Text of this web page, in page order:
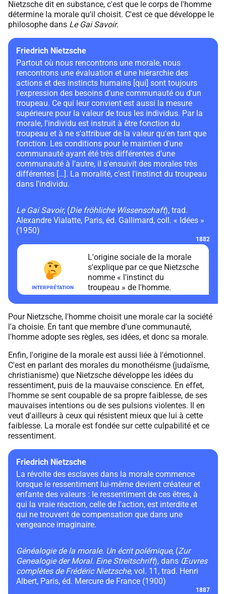
Nietzsche dit en substance, c'est que le corps de l'homme
détermine la morale qu'il choisit. C'est ce que développe le
philosophe dans Le Gai Savoir.
Partout où nous rencontrons une morale, nous
rencontrons une évaluation et une hiérarchie des
actions et des instincts humains [qui] sont toujours
l'expression des besoins d'une communauté ou d'un
troupeau. Ce qui leur convient est aussi la mesure
supérieure pour la valeur de tous les individus. Par la
morale, l'individu est instruit à être fonction du
troupeau et à ne s'attribuer de la valeur qu'en tant que
fonction. Les conditions pour le maintien d'une
communauté ayant été très différentes d'une
communauté à l'autre, il s'ensuivit des morales très
différentes […]. La moralité, c'est l'instinct du troupeau
dans l'individu.
Friedrich Nietzsche
Le Gai Savoir, (Die fröhliche Wissenschaft), trad.
Alexandre Vialatte, Paris, éd. Gallimard, coll. « Idées »
(1950)
1882
L'origine sociale de la morale
s'explique par ce que Nietzsche
nomme « l'instinct du
troupeau » de l'homme.
Pour Nietzsche, l'homme choisit une morale car la société
l'a choisie. En tant que membre d'une communauté,
l'homme adopte ses règles, ses idées, et donc sa morale.
Enfin, l'origine de la morale est aussi liée à l'émotionnel.
C'est en parlant des morales du monothéisme (judaïsme,
christianisme) que Nietzsche développe les idées du
ressentiment, puis de la mauvaise conscience. En effet,
l'homme se sent coupable de sa propre faiblesse, de ses
mauvaises intentions ou de ses pulsions violentes. Il en
veut d'ailleurs à ceux qui résistent mieux que lui à cette
faiblesse. La morale est fondée sur cette culpabilité et ce
ressentiment.
La révolte des esclaves dans la morale commence
lorsque le ressentiment lui-même devient créateur et
enfante des valeurs : le ressentiment de ces êtres, à
qui la vraie réaction, celle de l'action, est interdite et
qui ne trouvent de compensation que dans une
vengeance imaginaire.
Friedrich Nietzsche
Généalogie de la morale. Un écrit polémique, (Zur
Genealogie der Moral. Eine Streitschrift), dans Œuvres
complètes de Frédéric Nietzsche, vol. 11, trad. Henri
Albert, Paris, éd. Mercure de France (1900)
1887